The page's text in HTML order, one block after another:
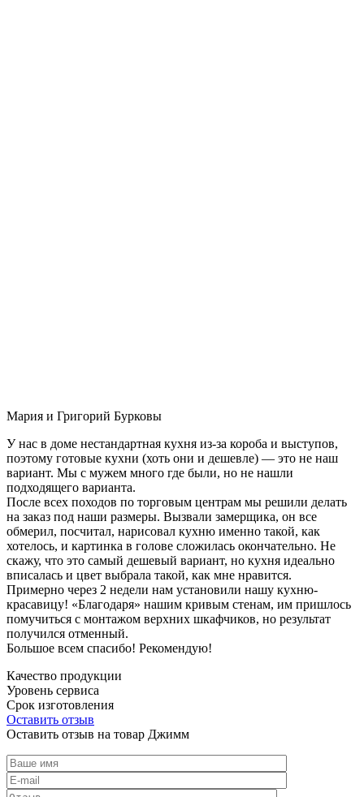
Мария и Григорий Бурковы
У нас в доме нестандартная кухня из-за короба и выступов,
поэтому готовые кухни (хоть они и дешевле) — это не наш
вариант. Мы с мужем много где были, но не нашли
подходящего варианта.
После всех походов по торговым центрам мы решили делать
на заказ под наши размеры. Вызвали замерщика, он все
обмерил, посчитал, нарисовал кухню именно такой, как
хотелось, и картинка в голове сложилась окончательно. Не
скажу, что это самый дешевый вариант, но кухня идеально
вписалась и цвет выбрала такой, как мне нравится.
Примерно через 2 недели нам установили нашу кухню-
красавицу! «Благодаря» нашим кривым стенам, им пришлось
помучиться с монтажом верхних шкафчиков, но результат
получился отменный.
Большое всем спасибо! Рекомендую!
Качество продукции
Уровень сервиса
Срок изготовления
Оставить отзыв
Оставить отзыв на товар Джимм